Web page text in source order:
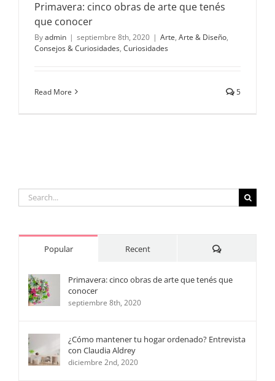
Primavera: cinco obras de arte que tenés
que conocer
Byadmin | septiembre 8th, 2020 | Arte, Arte & Diseño,
Consejos & Curiosidades, Curiosidades
Read More 5
Search
for:
Popular Recent Comments
Primavera: cinco obras de arte que tenés que
conocer
septiembre 8th, 2020
¿Cómo mantener tu hogar ordenado? Entrevista
con Claudia Aldrey
diciembre 2nd, 2020